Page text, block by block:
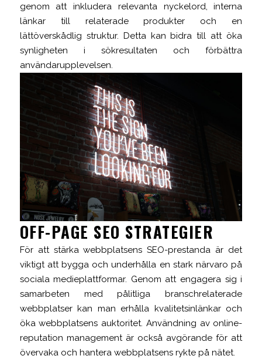
genom att inkludera relevanta nyckelord, interna
länkar till relaterade produkter och en
lättöverskådlig struktur. Detta kan bidra till att öka
synligheten i sökresultaten och förbättra
användarupplevelsen.
OFF-PAGE SEO STRATEGIER
För att stärka webbplatsens SEO-prestanda är det
viktigt att bygga och underhålla en stark närvaro på
sociala medieplattformar. Genom att engagera sig i
samarbeten med pålitliga branschrelaterade
webbplatser kan man erhålla kvalitetsinlänkar och
öka webbplatsens auktoritet. Användning av online-
reputation management är också avgörande för att
övervaka och hantera webbplatsens rykte på nätet.